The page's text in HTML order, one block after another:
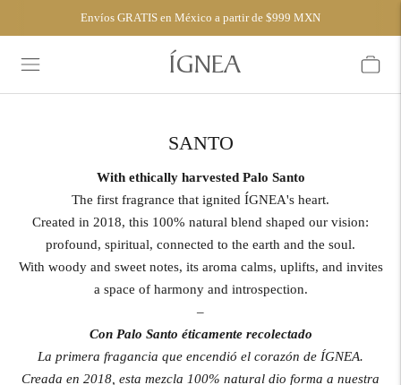
Envíos GRATIS en México a partir de $999 MXN
ÍGNEA
SANTO
With ethically harvested Palo Santo
The first fragrance that ignited ÍGNEA's heart.
Created in 2018, this 100% natural blend shaped our vision:
profound, spiritual, connected to the earth and the soul.
With woody and sweet notes, its aroma calms, uplifts, and invites
a space of harmony and introspection.
–
Con Palo Santo éticamente recolectado
La primera fragancia que encendió el corazón de ÍGNEA.
Creada en 2018, esta mezcla 100% natural dio forma a nuestra